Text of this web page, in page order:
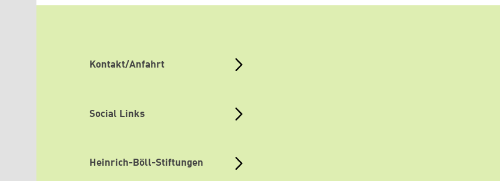
Kontakt/Anfahrt
Social Links
Heinrich-Böll-Stiftungen